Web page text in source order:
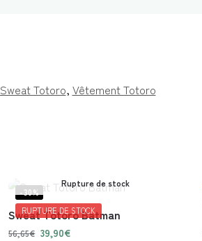
Sweat Totoro, Vêtement Totoro
-30%
RUPTURE DE STOCK
Rupture de stock
Sweat Totoro Batman
56,65€ 39,90€